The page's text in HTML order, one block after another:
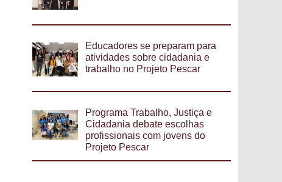
Educadores se preparam para
atividades sobre cidadania e
trabalho no Projeto Pescar
Programa Trabalho, Justiça e
Cidadania debate escolhas
profissionais com jovens do
Projeto Pescar